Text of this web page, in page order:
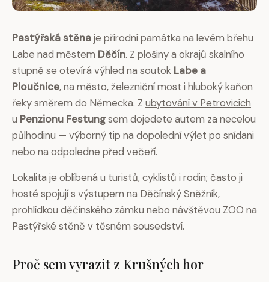
Pastýřská stěnaje přírodní památka na levém břehu
Labe nad městem Děčín. Z plošiny a okrajů skalního
stupně se otevírá výhled na soutok Labe a
Ploučnice, na město, železniční most i hluboký kaňon
řeky směrem do Německa. Z ubytování v Petrovicích
u Penzionu Festungsem dojedete autem za necelou
půlhodinu — výborný tip na dopolední výlet po snídani
nebo na odpoledne před večeří.
Lokalita je oblíbená u turistů, cyklistů i rodin; často ji
hosté spojují s výstupem na Děčínský Sněžník,
prohlídkou děčínského zámku nebo návštěvou ZOO na
Pastýřské stěně v těsném sousedství.
Proč sem vyrazit z Krušných hor